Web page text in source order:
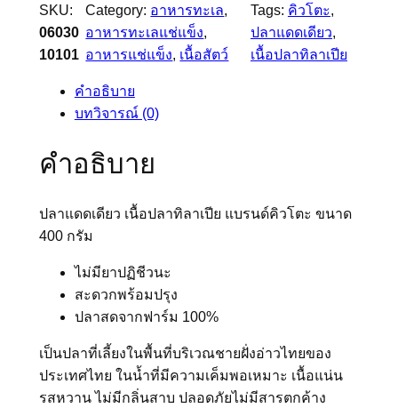
ว
น
ป
ด
ดี
ย
ะ
4
0
SKU:
06030
10101
Category: อาหารทะเล
อาหารทะเลแช่แข็ง
อาหารแช่แข็ง, เนื้อสัตว์
Tags: คิวโตะ
ปลาแดดเดียว
เนื้อปลาทิลาเปีย
คำอธิบาย
บทวิจารณ์ (0)
คำอธิบาย
ปลาแดดเดียว เนื้อปลาทิลาเปีย แบรนด์คิวโตะ ขนาด
400 กรัม
ไม่มียาปฏิชีวนะ
สะดวกพร้อมปรุง
ปลาสดจากฟาร์ม 100%
เป็นปลาที่เลี้ยงในพื้นที่บริเวณชายฝั่งอ่าวไทยของ
ประเทศไทย ในน้ำที่มีความเค็มพอเหมาะ เนื้อแน่น
รสหวาน ไม่มีกลิ่นสาบ ปลอดภัยไม่มีสารตกค้าง